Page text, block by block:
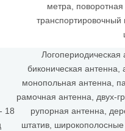
метра, поворотная
транспортировочный
18
Логопериодическая
биконическая антенна,
монопольная антенна,
рамочная антенна, двух-
рупорная антенна,
штатив, широкополосные